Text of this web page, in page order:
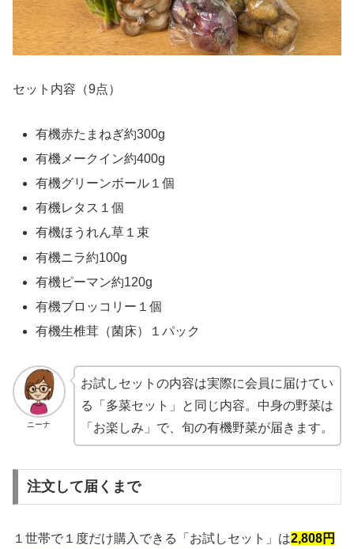
セット内容（9点）
有機赤たまねぎ約300g
有機メークイン約400g
有機グリーンボール１個
有機レタス１個
有機ほうれん草１束
有機ニラ約100g
有機ピーマン約120g
有機ブロッコリー１個
有機生椎茸（菌床）１パック
ニーナ
お試しセットの内容は実際に会員に届けてい
る「多菜セット」と同じ内容。中身の野菜は
「お楽しみ」で、旬の有機野菜が届きます。
注文して届くまで
１世帯で１度だけ購入できる「お試しセット」は2,808円